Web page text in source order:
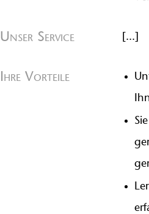
Unser Service [...]
Ihre Vorteile